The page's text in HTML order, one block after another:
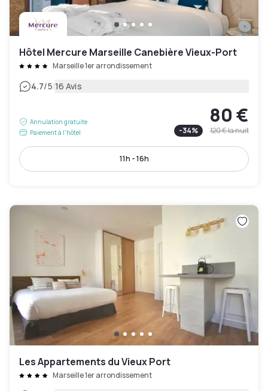
Hôtel Mercure Marseille Canebière Vieux-Port
Marseille 1er arrondissement
4.7/5|16 Avis
Annulation gratuite
Paiement à l'hôtel
80 €
-34% 120 €la nuit
11h - 16h
Les Appartements du Vieux Port
Marseille 1er arrondissement